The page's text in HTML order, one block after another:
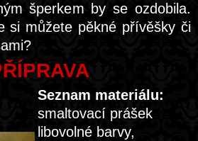
šperkem by se ozdobila.
si můžete pěkné přívěšky či
Seznam materiálu:
smaltovací prášek
libovolné barvy,